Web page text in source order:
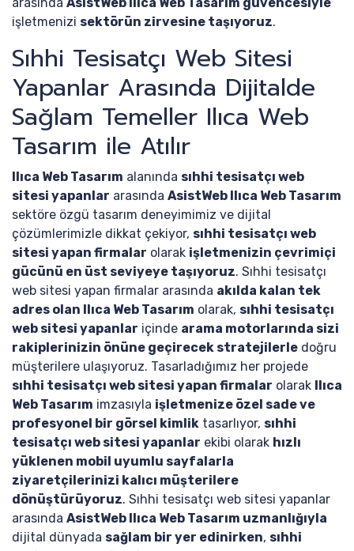
işletmenizi sektörün zirvesine taşıyoruz.
Sıhhi Tesisatçı Web Sitesi
Yapanlar Arasında Dijitalde
Sağlam Temeller Ilıca Web
Tasarım ile Atılır
Ilıca Web Tasarım alanında sıhhi tesisatçı web
sitesi yapanlar arasında AsistWeb Ilıca Web Tasarım
sektöre özgü tasarım deneyimimiz ve dijital
çözümlerimizle dikkat çekiyor, sıhhi tesisatçı web
sitesi yapan firmalar olarak işletmenizin çevrimiçi
gücünü en üst seviyeye taşıyoruz. Sıhhi tesisatçı
web sitesi yapan firmalar arasında akılda kalan tek
adres olan Ilıca Web Tasarım olarak, sıhhi tesisatçı
web sitesi yapanlar içinde arama motorlarında sizi
rakiplerinizin önüne geçirecek stratejilerle doğru
müşterilere ulaşıyoruz. Tasarladığımız her projede
sıhhi tesisatçı web sitesi yapan firmalar olarak Ilıca
Web Tasarım imzasıyla işletmenize özel sade ve
profesyonel bir görsel kimlik tasarlıyor, sıhhi
tesisatçı web sitesi yapanlar ekibi olarak hızlı
yüklenen mobil uyumlu sayfalarla
ziyaretçilerinizi kalıcı müşterilere
dönüştürüyoruz. Sıhhi tesisatçı web sitesi yapanlar
arasında AsistWeb Ilıca Web Tasarım uzmanlığıyla
dijital dünyada sağlam bir yer edinirken, sıhhi